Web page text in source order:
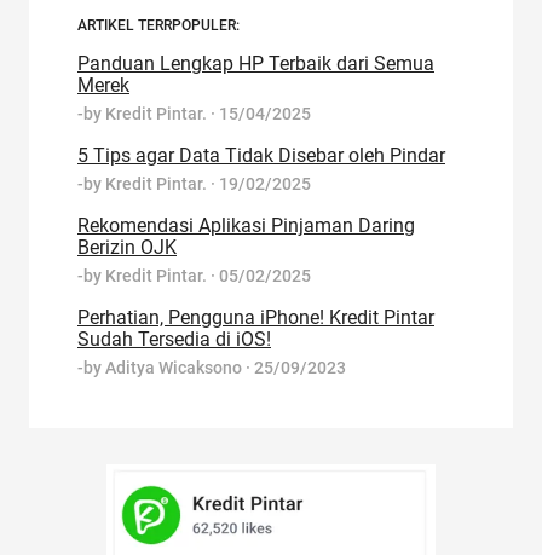
ARTIKEL TERRPOPULER:
Panduan Lengkap HP Terbaik dari Semua
Merek
-by Kredit Pintar. · 15/04/2025
5 Tips agar Data Tidak Disebar oleh Pindar
-by Kredit Pintar. · 19/02/2025
Rekomendasi Aplikasi Pinjaman Daring
Berizin OJK
-by Kredit Pintar. · 05/02/2025
Perhatian, Pengguna iPhone! Kredit Pintar
Sudah Tersedia di iOS!
-byAditya Wicaksono · 25/09/2023